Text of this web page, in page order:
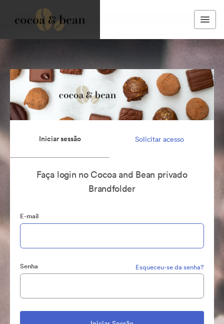
Iniciar sessão Solicitar acesso
Faça login no Cocoa and Bean privado
Brandfolder
E-mail
Senha Esqueceu-se da senha?